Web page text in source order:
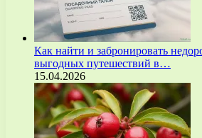
Как найти и забронировать
выгодных путешествий в…
15.04.2026